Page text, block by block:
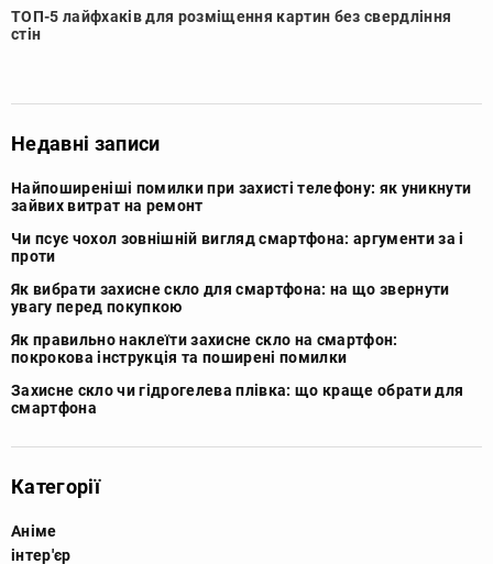
ТОП-5 лайфхаків для розміщення картин без свердління
стін
Недавні записи
Найпоширеніші помилки при захисті телефону: як уникнути
зайвих витрат на ремонт
Чи псує чохол зовнішній вигляд смартфона: аргументи за і
проти
Як вибрати захисне скло для смартфона: на що звернути
увагу перед покупкою
Як правильно наклеїти захисне скло на смартфон:
покрокова інструкція та поширені помилки
Захисне скло чи гідрогелева плівка: що краще обрати для
смартфона
Категорії
Аніме
інтер'єр